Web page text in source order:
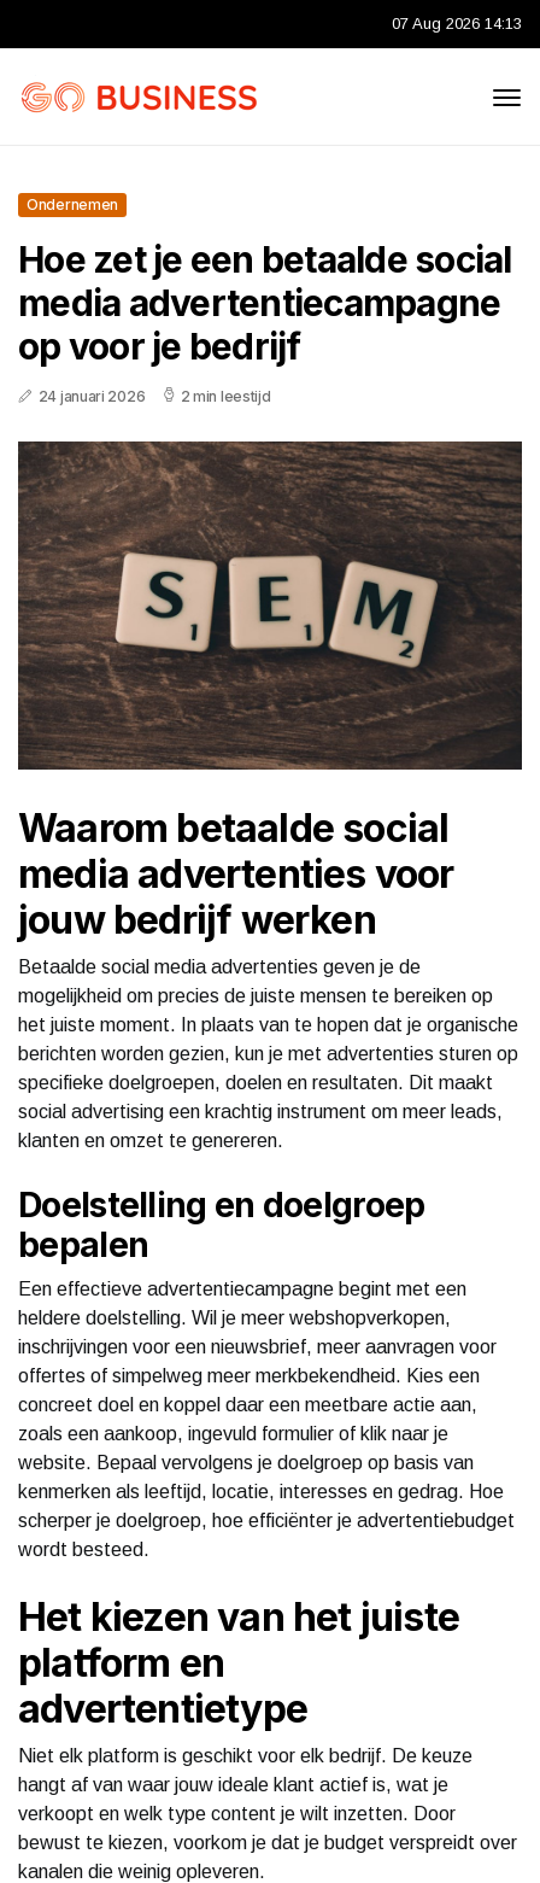
07 Aug 2026 14:13
Ondernemen
Hoe zet je een betaalde social
media advertentiecampagne
op voor je bedrijf
24 januari 2026 2 min leestijd
Waarom betaalde social
media advertenties voor
jouw bedrijf werken
Betaalde social media advertenties geven je de
mogelijkheid om precies de juiste mensen te bereiken op
het juiste moment. In plaats van te hopen dat je organische
berichten worden gezien, kun je met advertenties sturen op
specifieke doelgroepen, doelen en resultaten. Dit maakt
social advertising een krachtig instrument om meer leads,
klanten en omzet te genereren.
Doelstelling en doelgroep
bepalen
Een effectieve advertentiecampagne begint met een
heldere doelstelling. Wil je meer webshopverkopen,
inschrijvingen voor een nieuwsbrief, meer aanvragen voor
offertes of simpelweg meer merkbekendheid. Kies een
concreet doel en koppel daar een meetbare actie aan,
zoals een aankoop, ingevuld formulier of klik naar je
website. Bepaal vervolgens je doelgroep op basis van
kenmerken als leeftijd, locatie, interesses en gedrag. Hoe
scherper je doelgroep, hoe efficiënter je advertentiebudget
wordt besteed.
Het kiezen van het juiste
platform en
advertentietype
Niet elk platform is geschikt voor elk bedrijf. De keuze
hangt af van waar jouw ideale klant actief is, wat je
verkoopt en welk type content je wilt inzetten. Door
bewust te kiezen, voorkom je dat je budget verspreidt over
kanalen die weinig opleveren.